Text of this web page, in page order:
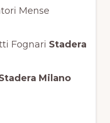
Mense
Fognari Stadera
Milano